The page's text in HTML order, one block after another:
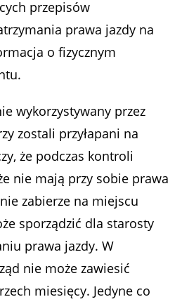
przepisów
prawa jazdy na
o fizycznym
wykorzystywany przez
zostali przyłapani na
że podczas kontroli
nie mają przy sobie prawa
zabierze na miejscu
sporządzić dla starosty
prawa jazdy. W
nie może zawiesić
miesięcy. Jedyne co